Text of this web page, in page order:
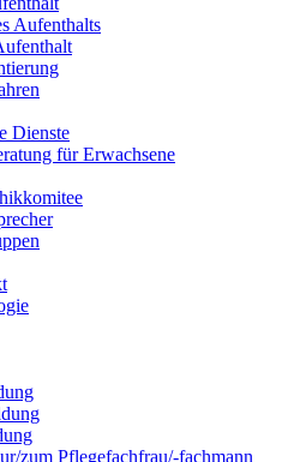
Aufenthalts
Dienste
für Erwachsene
zum Pflegefachfrau/-fachmann